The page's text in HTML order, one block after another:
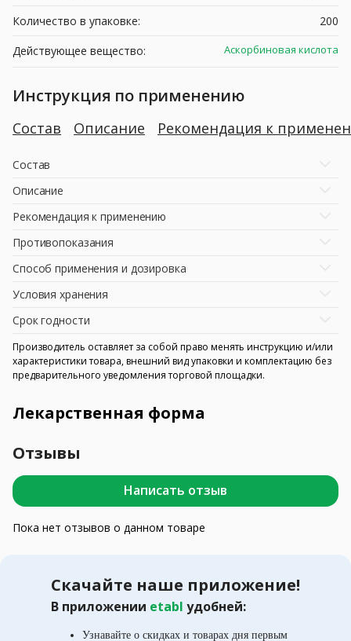
Количество в упаковке:
200
Действующее вещество:
Аскорбиновая кислота
Инструкция по применению
Состав Описание Рекомендация к
Состав
Описание
Рекомендация к применению
Противопоказания
Способ применения и дозировка
Условия хранения
Срок годности
Производитель оставляет за собой право менять инструкцию и/или
характеристики товара, внешний вид упаковки и комплектацию без
предварительного уведомления торговой площадки.
Лекарственная форма
Отзывы
Написать отзыв
Пока нет отзывов о данном товаре
Скачайте наше приложение!
В приложении etabl удобней:
Узнавайте о скидках и товарах дня первым